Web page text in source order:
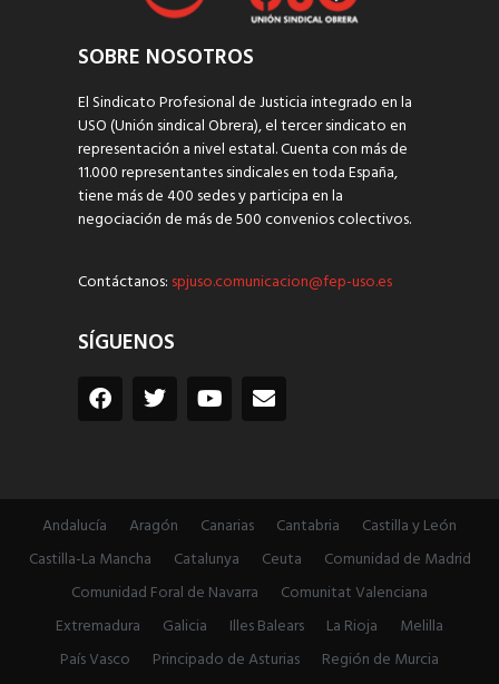
SOBRE NOSOTROS
El Sindicato Profesional de Justicia integrado en la
USO (Unión sindical Obrera), el tercer sindicato en
representación a nivel estatal. Cuenta con más de
11.000 representantes sindicales en toda España,
tiene más de 400 sedes y participa en la
negociación de más de 500 convenios colectivos.
Contáctanos: spjuso.comunicacion@fep-uso.es
SÍGUENOS
Andalucía Aragón Canarias Cantabria
Castilla y León
Castilla-La Mancha
Catalunya Ceuta
Comunidad de Madrid
Comunidad Foral de Navarra
Comunitat Valenciana
Extremadura
Galicia Illes Balears La Rioja
Melilla
País Vasco
Principado de Asturias Región de Murcia